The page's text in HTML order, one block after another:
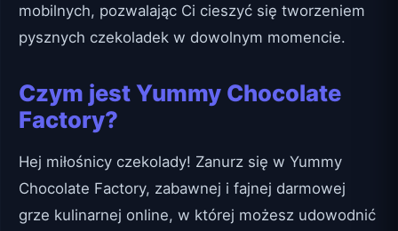
mobilnych, pozwalając Ci cieszyć się tworzeniem
pysznych czekoladek w dowolnym momencie.
Czym jest Yummy Chocolate
Factory?
Hej miłośnicy czekolady! Zanurz się w Yummy
Chocolate Factory, zabawnej i fajnej darmowej
grze kulinarnej online, w której możesz udowodnić